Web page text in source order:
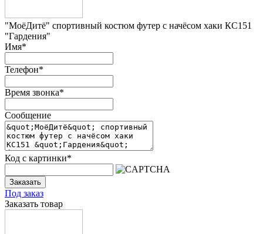
"МоёДитё" спортивный костюм футер с начёсом хаки КС151
"Гардения"
Имя*
Телефон*
Время звонка*
Сообщение
Код с картинки*
Заказать
Под заказ
Заказать товар